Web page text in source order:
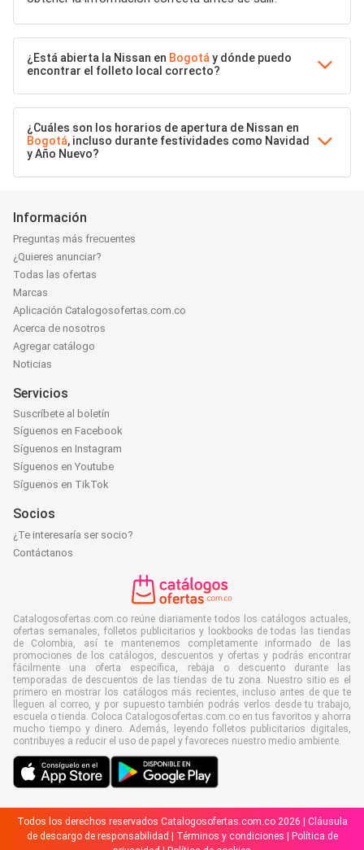
¿Está abierta la Nissan en Bogotá y dónde puedo
encontrar el folleto local correcto?
¿Cuáles son los horarios de apertura de Nissan en
Bogotá, incluso durante festividades como Navidad
y Año Nuevo?
Información
Preguntas más frecuentes
¿Quieres anunciar?
Todas las ofertas
Marcas
Aplicación Catalogosofertas.com.co
Acerca de nosotros
Agregar catálogo
Noticias
Servicios
Suscríbete al boletín
Síguenos en Facebook
Síguenos en Instagram
Síguenos en Youtube
Síguenos en TikTok
Socios
¿Te interesaría ser socio?
Contáctanos
Catalogosofertas.com.co reúne diariamente todos los catálogos actuales,
ofertas semanales, folletos publicitarios y lookbooks de todas las tiendas
de Colombia, así te mantenemos completamente informado de las
promociones de los catálogos, descuentos y ofertas y podrás encontrar
fácilmente una oferta específica, rebaja o descuento durante las
temporadas de descuentos de las tiendas de tu zona. Nuestro sitio es el
primero en mostrar los catálogos más recientes, incluso antes de que te
lleguen al correo, y por supuesto también podrás verlos desde tu trabajo,
escuela o tienda. Coloca Catalogosofertas.com.co en tus favoritos y ahorra
mucho tiempo y dinero. Además, leyendo folletos publicitarios digitales,
contribuyes a reducir el uso de papel y favoreces nuestro medio ambiente.
Todos los derechos reservados Catalogosofertas.com.co 2026 | Cláusula
de descargo de responsabilidad
Términos y condiciones
Política de